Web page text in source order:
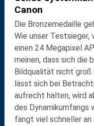
Canon
Die Bronzemedaille
Wie unser
einen 24 Megapixel
meinen, dass sich die
Bildqualität nicht groß
lässt sich bei
aufrecht halten, wird
des Dynamikumfangs
fängt viel schneller an